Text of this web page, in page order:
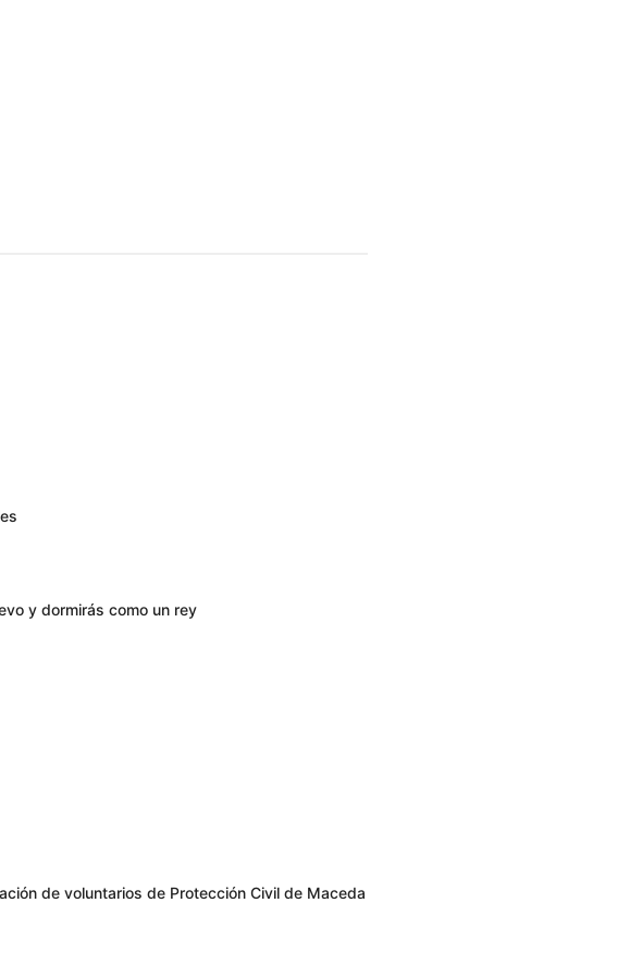
y dormirás como un rey
de voluntarios de Protección Civil de Maceda